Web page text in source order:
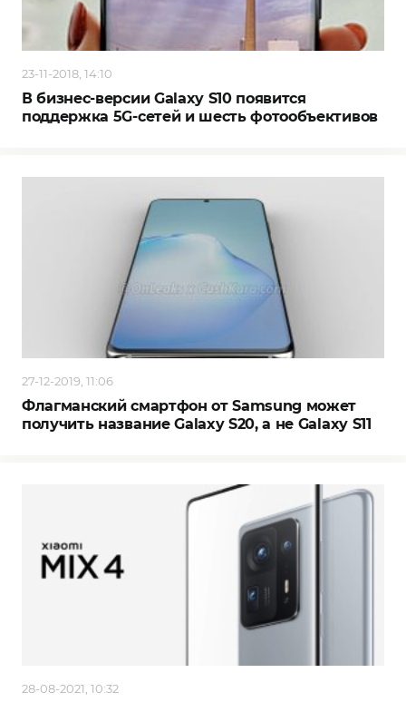
23-11-2018, 14:10
В бизнес-версии Galaxy S10 появится
поддержка 5G-сетей и шесть фотообъективов
27-12-2019, 11:06
Флагманский смартфон от Samsung может
получить название Galaxy S20, а не Galaxy S11
28-08-2021, 10:32